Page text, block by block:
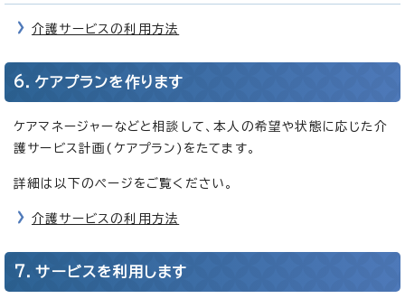
介護サービスの利用方法
6．ケアプランを作ります
ケアマネージャーなどと相談して、本人の希望や状態に応じた介
護サービス計画(ケアプラン)をたてます。
詳細は以下のページをご覧ください。
介護サービスの利用方法
7．サービスを利用します